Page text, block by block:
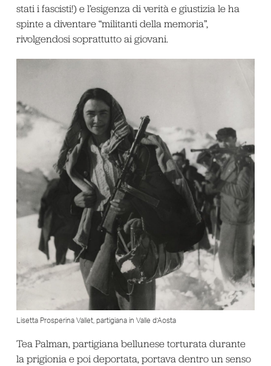
stati i fascisti!) e l’esigenza di verità e giustizia le ha
spinte a diventare “militanti della memoria”,
rivolgendosi soprattutto ai giovani.
Lisetta Prosperina Vallet, partigiana in Valle d’Aosta
Tea Palman, partigiana bellunese torturata durante
la prigionia e poi deportata, portava dentro un senso